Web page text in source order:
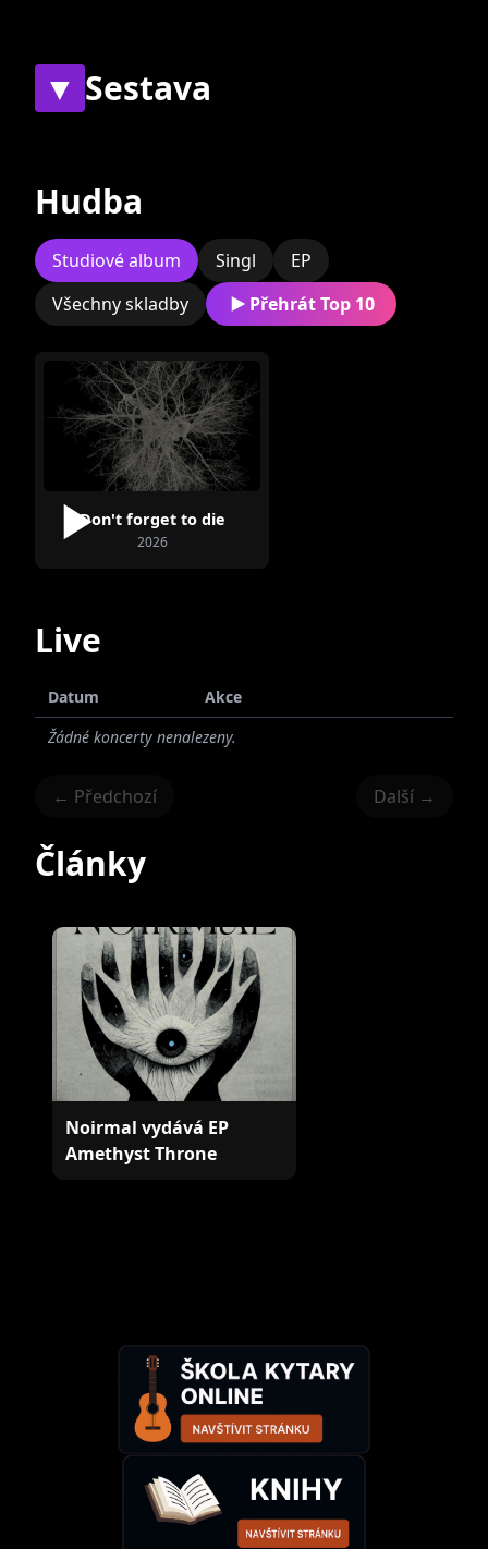
▼ Sestava
Hudba
Studiové album Singl
EP
Všechny skladby
Přehrát Top 10
Don't forget to die
2026
Live
Datum
Akce
Žádné koncerty nenalezeny.
← Předchozí Další →
Články
Noirmal vydává EP
Amethyst Throne